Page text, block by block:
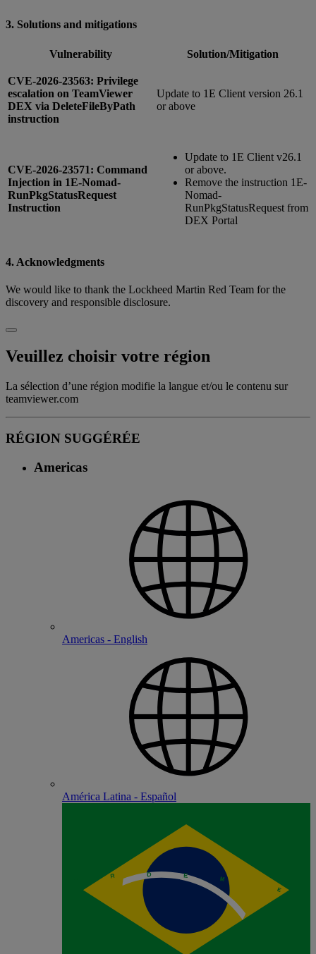
3. Solutions and mitigations
Vulnerability Solution/Mitigation
CVE-2026-23563: Privilege
escalation on TeamViewer
DEX via DeleteFileByPath
instruction
Update to 1E Client version 26.1
or above
CVE-2026-23571: Command
Injection in 1E-Nomad-
RunPkgStatusRequest
Instruction
Update to 1E Client v26.1
or above.
Remove the instruction 1E-
Nomad-
RunPkgStatusRequest from
DEX Portal
4. Acknowledgments
We would like to thank the Lockheed Martin Red Team for the
discovery and responsible disclosure.
Veuillez choisir votre région
La sélection d’une région modifie la langue et/ou le contenu sur
teamviewer.com
RÉGION SUGGÉRÉE
Americas
Americas - English
América Latina - Español